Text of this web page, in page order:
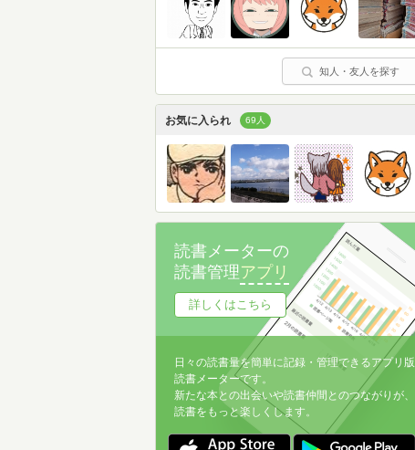
知人・友人を探す
お気に入られ 69人
読書メーターの
読書管理アプリ
詳しくはこちら
日々の読書量を簡単に記録・管理できるアプリ版
読書メーターです。
新たな本との出会いや読書仲間とのつながりが、
読書をもっと楽しくします。